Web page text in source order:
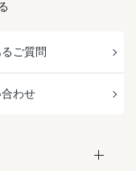
ご質問
わせ